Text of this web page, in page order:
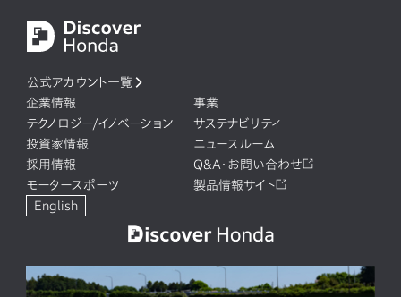
公式アカウント一覧
企業情報
事業
テクノロジー/イノベーション
サステナビリティ
投資家情報
ニュースルーム
採用情報
Q&A・お問い合わせ
モータースポーツ
製品情報サイト
English